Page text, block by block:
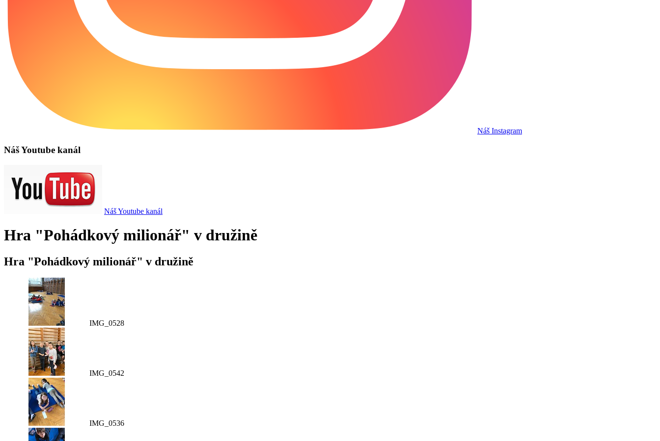
Náš Instagram
Náš Youtube kanál
Náš Youtube kanál
Hra "Pohádkový milionář" v družině
Hra "Pohádkový milionář" v družině
IMG_0528
IMG_0542
IMG_0536